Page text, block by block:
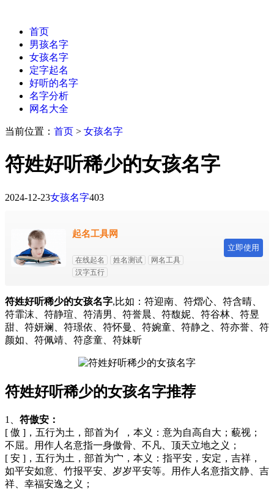
首页
男孩名字
女孩名字
定字起名
好听的名字
名字分析
网名大全
当前位置： 首页 > 女孩名字
符姓好听稀少的女孩名字
2024-12-23女孩名字403
起名工具网
在线起名 姓名测试
网名工具
汉字五行
立即使用
符姓好听稀少的女孩名字,比如：符迎南、符熠心、符含晴、
符霏沫、符静瑄、符清男、符誉晨、符馥妮、符谷林、符昱
甜、符妍斓、符璟依、符怀曼、符婉童、符静之、符亦誉、符
颜如、符佩靖、符彦童、符妹昕
符姓好听稀少的女孩名字推荐
1、 符傲安：
[ 傲 ]，五行为土，部首为亻，本义：意为自高自大；藐视；
不屈。用作人名意指一身傲骨、不凡、顶天立地之义；
[ 安 ]，五行为土，部首为宀，本义：指平安，安定，吉祥，
如平安如意、竹报平安、岁岁平安等。用作人名意指文静、吉
祥、幸福安逸之义；